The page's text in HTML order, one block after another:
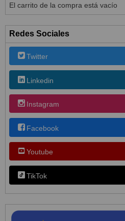
El carrito de la compra está vacío
Redes Sociales
Twitter
Linkedin
Instagram
Facebook
Youtube
TikTok